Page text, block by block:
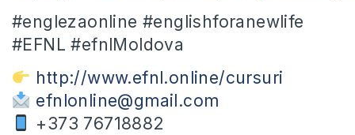
#englezaonline #englishforanewlife
#EFNL#efnlMoldova
http://www.efnl.online/cursuri
efnlonline@gmail.com
+373 76718882